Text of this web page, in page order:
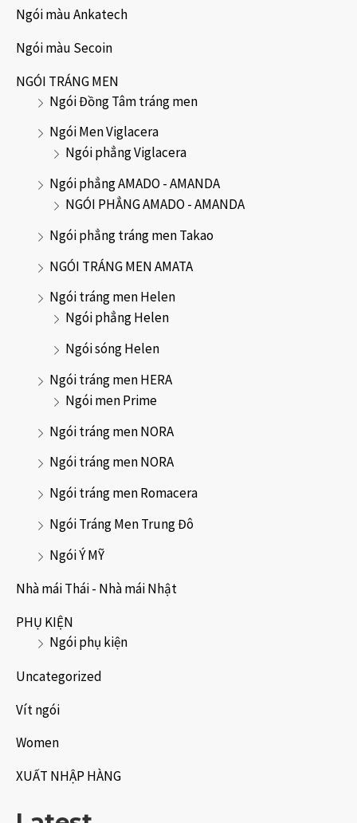
Ngói màu Ankatech
Ngói màu Secoin
NGÓI TRÁNG MEN
Ngói Đồng Tâm tráng men
Ngói Men Viglacera
Ngói phẳng Viglacera
Ngói phẳng AMADO - AMANDA
NGÓI PHẲNG AMADO - AMANDA
Ngói phẳng tráng men Takao
NGÓI TRÁNG MEN AMATA
Ngói tráng men Helen
Ngói phẳng Helen
Ngói sóng Helen
Ngói tráng men HERA
Ngói men Prime
Ngói tráng men NORA
Ngói tráng men NORA
Ngói tráng men Romacera
Ngói Tráng Men Trung Đô
Ngói Ý MỸ
Nhà mái Thái - Nhà mái Nhật
PHỤ KIỆN
Ngói phụ kiện
Uncategorized
Vít ngói
Women
XUẤT NHẬP HÀNG